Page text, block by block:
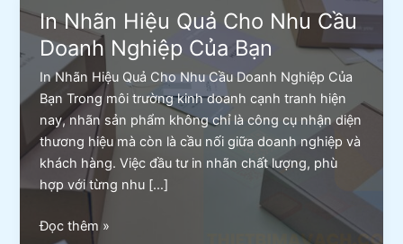
In Nhãn Hiệu Quả Cho Nhu Cầu
Doanh Nghiệp Của Bạn
In Nhãn Hiệu Quả Cho Nhu Cầu Doanh Nghiệp Của
Bạn Trong môi trường kinh doanh cạnh tranh hiện
nay, nhãn sản phẩm không chỉ là công cụ nhận diện
thương hiệu mà còn là cầu nối giữa doanh nghiệp và
khách hàng. Việc đầu tư in nhãn chất lượng, phù
hợp với từng nhu […]
In
Đọc thêm »